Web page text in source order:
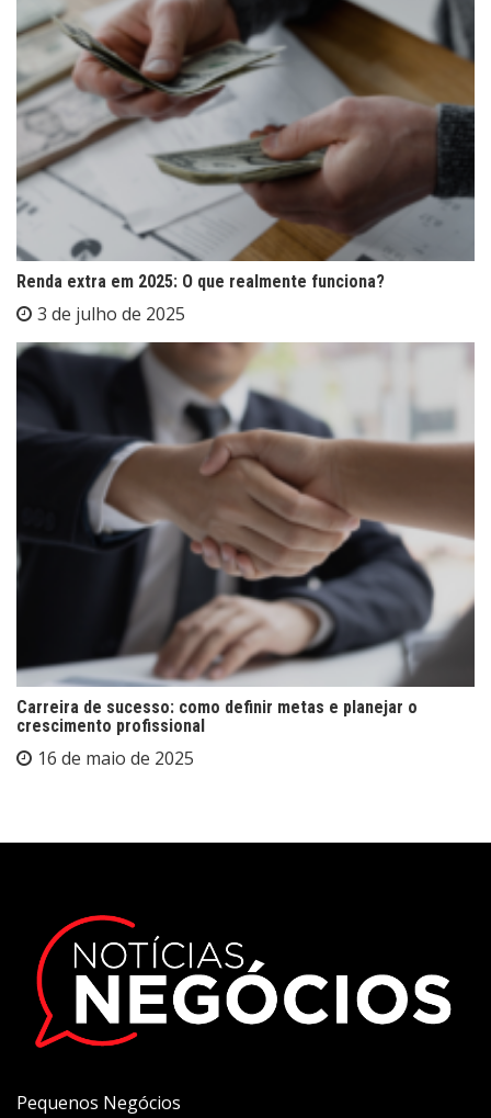
Renda extra em 2025: O que realmente funciona?
3 de julho de 2025
Carreira de sucesso: como definir metas e planejar o
crescimento profissional
16 de maio de 2025
Pequenos Negócios